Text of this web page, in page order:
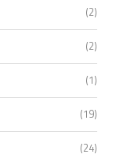
(2)
(2)
(1)
(19)
(24)